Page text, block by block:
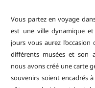
Vous partez en voyage
est une ville dynamique
jours vous aurez
différents musées et son
nous avons créé une carte
souvenirs soient encadrés